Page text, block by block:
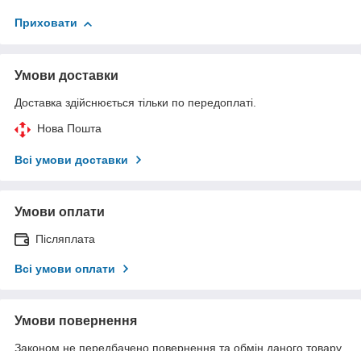
Приховати
Умови доставки
Доставка здійснюється тільки по передоплаті.
Нова Пошта
Всі умови доставки
Умови оплати
Післяплата
Всі умови оплати
Умови повернення
Законом не передбачено повернення та обмін даного товару